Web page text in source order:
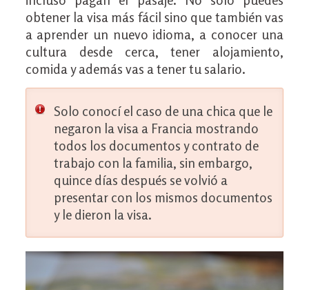
obtener la visa más fácil sino que también vas
a aprender un nuevo idioma, a conocer una
cultura desde cerca, tener alojamiento,
comida y además vas a tener tu salario.
Solo conocí el caso de una chica que le
negaron la visa a Francia mostrando
todos los documentos y contrato de
trabajo con la familia, sin embargo,
quince días después se volvió a
presentar con los mismos documentos
y le dieron la visa.